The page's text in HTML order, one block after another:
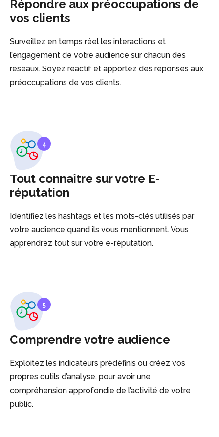
Répondre aux préoccupations de
vos clients
Surveillez en temps réel les interactions et
l’engagement de votre audience sur chacun des
réseaux. Soyez réactif et apportez des réponses aux
préoccupations de vos clients.
4
Tout connaître sur votre E-
réputation
Identifiez les hashtags et les mots-clés utilisés par
votre audience quand ils vous mentionnent. Vous
apprendrez tout sur votre e-réputation.
5
Comprendre votre audience
Exploitez les indicateurs prédéfinis ou créez vos
propres outils d’analyse, pour avoir une
compréhension approfondie de l’activité de votre
public.